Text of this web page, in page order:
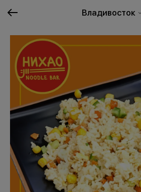
Владивосток